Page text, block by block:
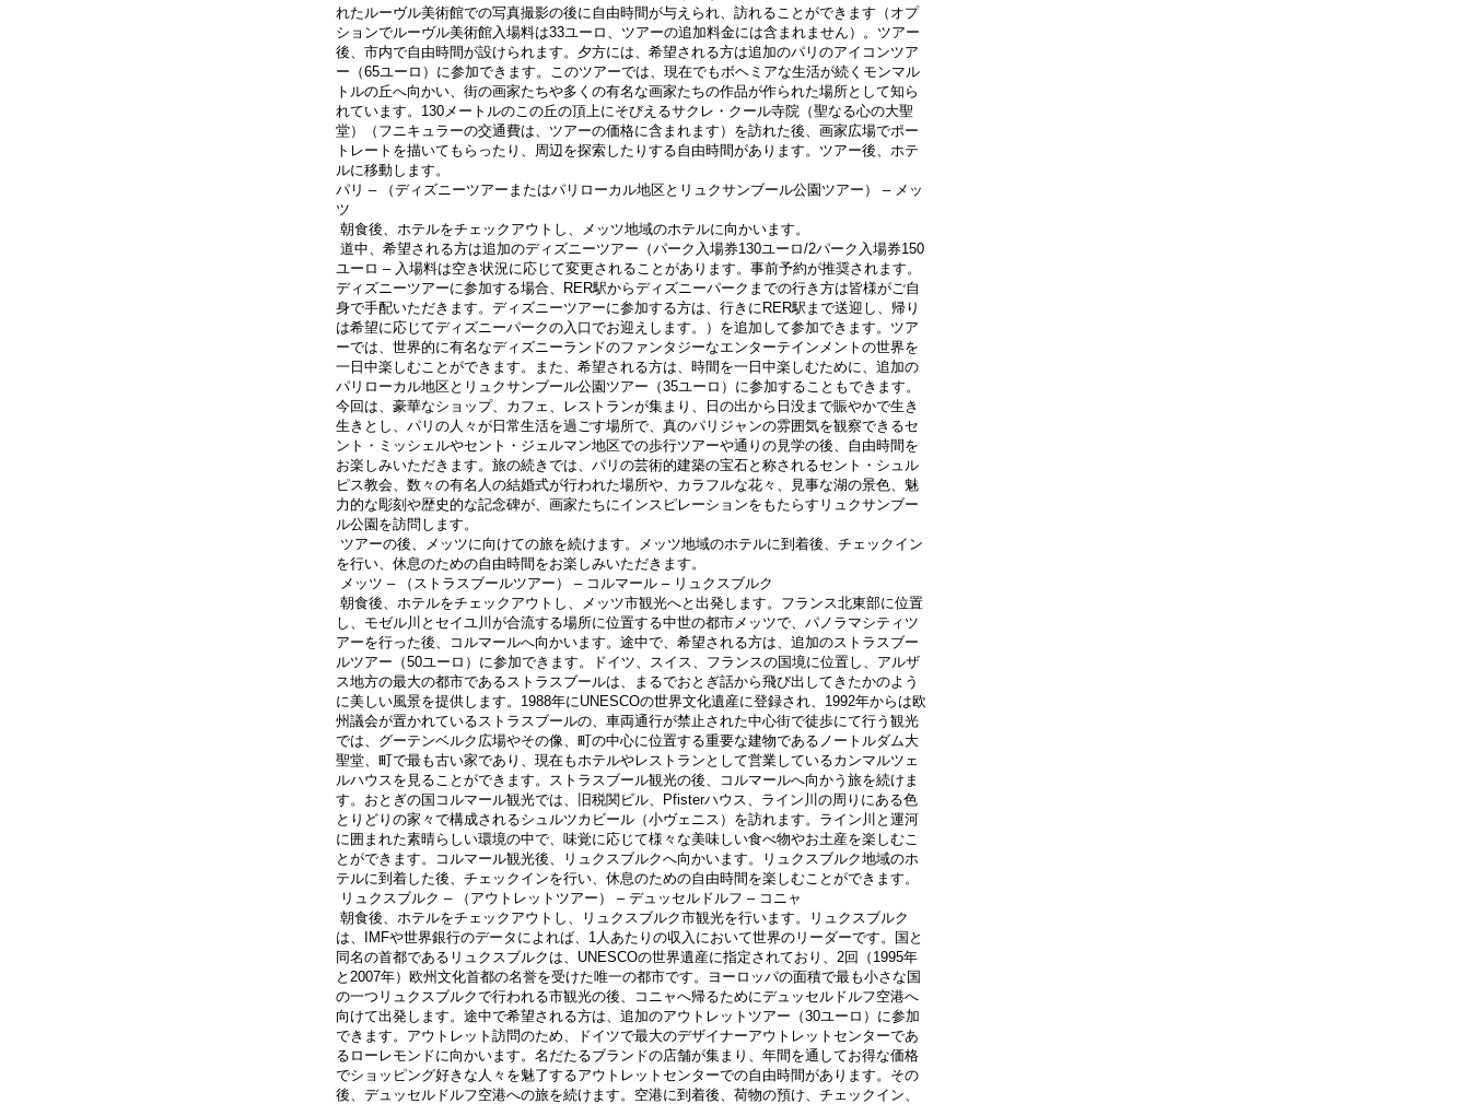
れたルーヴル美術館での写真撮影の後に自由時間が与えられ、訪れることができます（オプ
ションでルーヴル美術館入場料は33ユーロ、ツアーの追加料金には含まれません）。ツアー
後、市内で自由時間が設けられます。夕方には、希望される方は追加のパリのアイコンツア
ー（65ユーロ）に参加できます。このツアーでは、現在でもボヘミアな生活が続くモンマル
トルの丘へ向かい、街の画家たちや多くの有名な画家たちの作品が作られた場所として知ら
れています。130メートルのこの丘の頂上にそびえるサクレ・クール寺院（聖なる心の大聖
堂）（フニキュラーの交通費は、ツアーの価格に含まれます）を訪れた後、画家広場でポー
トレートを描いてもらったり、周辺を探索したりする自由時間があります。ツアー後、ホテ
ルに移動します。
パリ – （ディズニーツアーまたはパリローカル地区とリュクサンブール公園ツアー） – メッ
ツ
朝食後、ホテルをチェックアウトし、メッツ地域のホテルに向かいます。
ユーロ – 入場料は空き状況に応じて変更されることがあります。事前予約が推奨されます。
ディズニーツアーに参加する場合、RER駅からディズニーパークまでの行き方は皆様がご自
身で手配いただきます。ディズニーツアーに参加する方は、行きにRER駅まで送迎し、帰り
は希望に応じてディズニーパークの入口でお迎えします。）を追加して参加できます。ツア
ーでは、世界的に有名なディズニーランドのファンタジーなエンターテインメントの世界を
一日中楽しむことができます。また、希望される方は、時間を一日中楽しむために、追加の
パリローカル地区とリュクサンブール公園ツアー（35ユーロ）に参加することもできます。
今回は、豪華なショップ、カフェ、レストランが集まり、日の出から日没まで賑やかで生き
生きとし、パリの人々が日常生活を過ごす場所で、真のパリジャンの雰囲気を観察できるセ
ント・ミッシェルやセント・ジェルマン地区での歩行ツアーや通りの見学の後、自由時間を
お楽しみいただきます。旅の続きでは、パリの芸術的建築の宝石と称されるセント・シュル
ピス教会、数々の有名人の結婚式が行われた場所や、カラフルな花々、見事な湖の景色、魅
力的な彫刻や歴史的な記念碑が、画家たちにインスピレーションをもたらすリュクサンブー
ル公園を訪問します。
を行い、休息のための自由時間をお楽しみいただきます。
メッツ – （ストラスブールツアー） – コルマール – リュクスブルク
し、モゼル川とセイユ川が合流する場所に位置する中世の都市メッツで、パノラマシティツ
アーを行った後、コルマールへ向かいます。途中で、希望される方は、追加のストラスブー
ルツアー（50ユーロ）に参加できます。ドイツ、スイス、フランスの国境に位置し、アルザ
ス地方の最大の都市であるストラスブールは、まるでおとぎ話から飛び出してきたかのよう
に美しい風景を提供します。1988年にUNESCOの世界文化遺産に登録され、1992年からは欧
州議会が置かれているストラスブールの、車両通行が禁止された中心街で徒歩にて行う観光
では、グーテンベルク広場やその像、町の中心に位置する重要な建物であるノートルダム大
聖堂、町で最も古い家であり、現在もホテルやレストランとして営業しているカンマルツェ
ルハウスを見ることができます。ストラスブール観光の後、コルマールへ向かう旅を続けま
す。おとぎの国コルマール観光では、旧税関ビル、Pfisterハウス、ライン川の周りにある色
とりどりの家々で構成されるシュルツカビール（小ヴェニス）を訪れます。ライン川と運河
に囲まれた素晴らしい環境の中で、味覚に応じて様々な美味しい食べ物やお土産を楽しむこ
とができます。コルマール観光後、リュクスブルクへ向かいます。リュクスブルク地域のホ
テルに到着した後、チェックインを行い、休息のための自由時間を楽しむことができます。
リュクスブルク – （アウトレットツアー） – デュッセルドルフ – コニャ
は、IMFや世界銀行のデータによれば、1人あたりの収入において世界のリーダーです。国と
同名の首都であるリュクスブルクは、UNESCOの世界遺産に指定されており、2回（1995年
と2007年）欧州文化首都の名誉を受けた唯一の都市です。ヨーロッパの面積で最も小さな国
の一つリュクスブルクで行われる市観光の後、コニャへ帰るためにデュッセルドルフ空港へ
向けて出発します。途中で希望される方は、追加のアウトレットツアー（30ユーロ）に参加
できます。アウトレット訪問のため、ドイツで最大のデザイナーアウトレットセンターであ
るローレモンドに向かいます。名だたるブランドの店舗が集まり、年間を通してお得な価格
でショッピング好きな人々を魅了するアウトレットセンターでの自由時間があります。その
後、デュッセルドルフ空港への旅を続けます。空港に到着後、荷物の預け、チェックイン、